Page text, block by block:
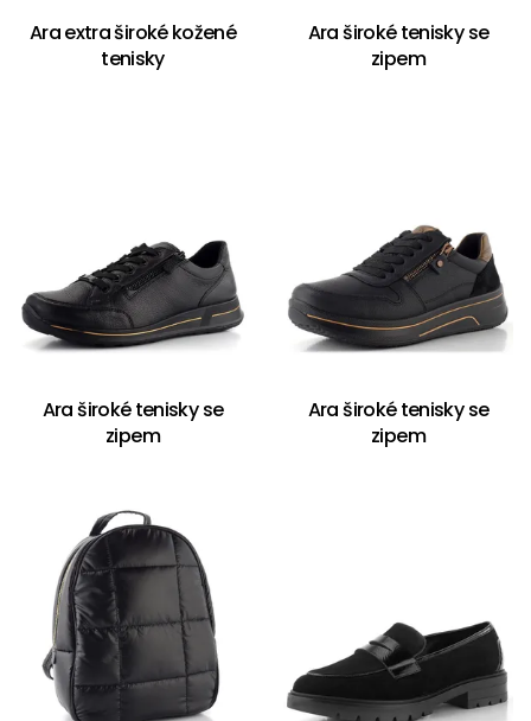
Ara extra široké kožené
tenisky
Ara široké tenisky se
zipem
Ara široké tenisky se
zipem
Ara široké tenisky se
zipem